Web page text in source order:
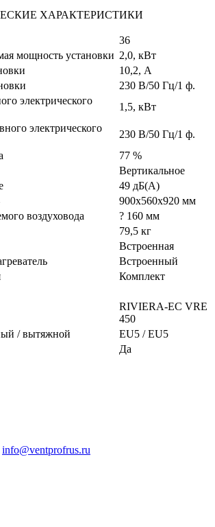
ХАРАКТЕРИСТИКИ
36
мощность установки 2,0, кВт
10,2, А
230 В/50 Гц/1 ф.
электрического
1,5, кВт
электрического
230 В/50 Гц/1 ф.
77 %
Вертикальное
49 дБ(А)
900х560х920 мм
воздуховода
? 160 мм
79,5 кг
Встроенная
Встроенный
Комплект
RIVIERA-EC VRE
450
/ вытяжной
EU5 / EU5
Да
info@ventprofrus.ru